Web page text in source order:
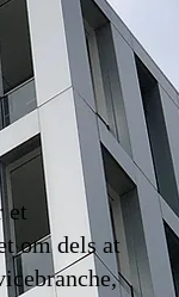
et
om dels at